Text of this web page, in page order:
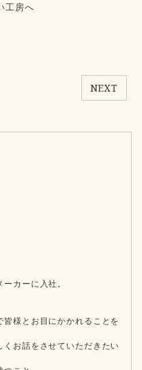
工房へ
NEXT
カーに入社。
様とお目にかかれることを
お話をさせていただきたい